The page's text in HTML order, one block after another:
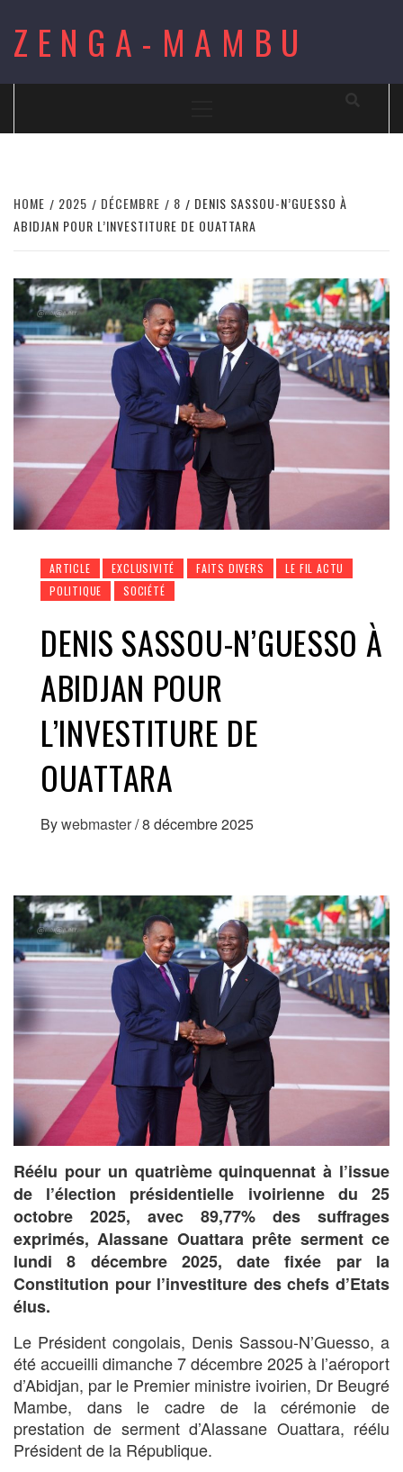
content
ZENGA-MAMBU
HOME 2025 DÉCEMBRE 8
DENIS SASSOU-N’GUESSO À
ABIDJAN POUR L’INVESTITURE DE OUATTARA
ARTICLE EXCLUSIVITÉ FAITS DIVERS
LE FIL ACTU
POLITIQUE
SOCIÉTÉ
DENIS SASSOU-N’GUESSO À
ABIDJAN POUR
L’INVESTITURE DE
OUATTARA
Bywebmaster/8 décembre 2025
Réélu pour un quatrième quinquennat à l’issue
de l’élection présidentielle ivoirienne du 25
octobre 2025, avec 89,77% des suffrages
exprimés, Alassane Ouattara prête serment ce
lundi 8 décembre 2025, date fixée par la
Constitution pour l’investiture des chefs d’Etats
élus.
Le Président congolais, Denis Sassou-N’Guesso, a
été accueilli dimanche 7 décembre 2025 à l’aéroport
d’Abidjan, par le Premier ministre ivoirien, Dr Beugré
Mambe, dans le cadre de la cérémonie de
prestation de serment d’Alassane Ouattara, réélu
Président de la République.